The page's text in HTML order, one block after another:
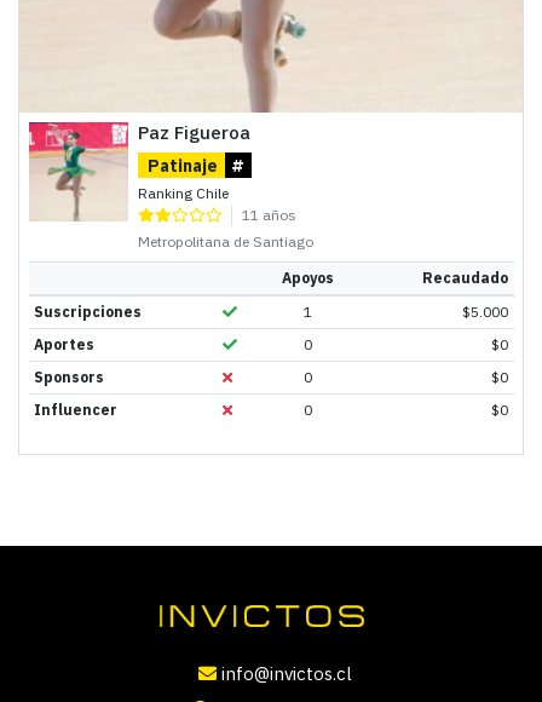
Paz Figueroa
Patinaje #
Ranking Chile
11 años
Metropolitana de Santiago
Apoyos
Recaudado
Suscripciones
1 $5.000
Aportes
0 $0
Sponsors
0 $0
Influencer
0 $0
info@invictos.cl